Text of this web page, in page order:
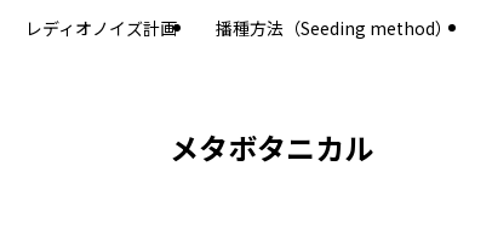
メタボタニカル
レディオノイズ計画 播種方法（Seeding method）